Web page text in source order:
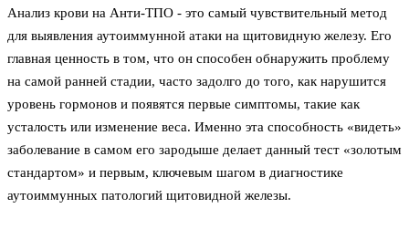
Анализ крови на Анти-ТПО - это самый чувствительный метод
для выявления аутоиммунной атаки на щитовидную железу. Его
главная ценность в том, что он способен обнаружить проблему
на самой ранней стадии, часто задолго до того, как нарушится
уровень гормонов и появятся первые симптомы, такие как
усталость или изменение веса. Именно эта способность «видеть»
заболевание в самом его зародыше делает данный тест «золотым
стандартом» и первым, ключевым шагом в диагностике
аутоиммунных патологий щитовидной железы.